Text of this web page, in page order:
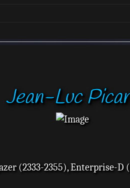
Jean-Luc
(2333-2355), Enterprise-D